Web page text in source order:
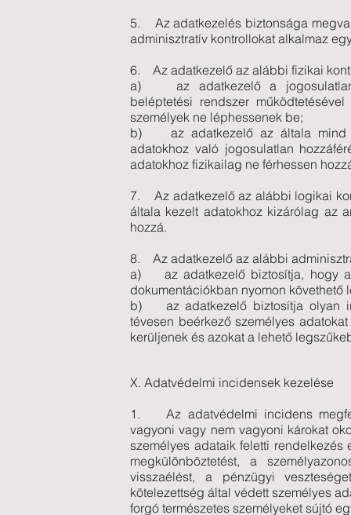
5. Az adatkezelés biztonsága
adminisztratív kontrollokat alkalmaz
6. Az adatkezelő az alábbi fizikai
a) az adatkezelő a jogosulatlan
beléptetési rendszer
személyek ne léphessenek be;
b) az adatkezelő az általa mind
adatokhoz való jogosulatlan
adatokhoz fizikailag ne férhessen
7. Az adatkezelő az alábbi logikai
általa kezelt adatokhoz kizárólag az
hozzá.
8. Az adatkezelő az alábbi
a) az adatkezelő biztosítja, hogy a
dokumentációkban nyomon
b) az adatkezelő biztosítja olyan
tévesen beérkező személyes
kerüljenek és azokat a lehető
X. Adatvédelmi incidensek kezelése
1. Az adatvédelmi incidens
vagyoni vagy nem vagyoni károkat
személyes adataik feletti
megkülönböztetést, a
visszaélést, a pénzügyi
kötelezettség által védett személyes
forgó természetes személyeket sújtó